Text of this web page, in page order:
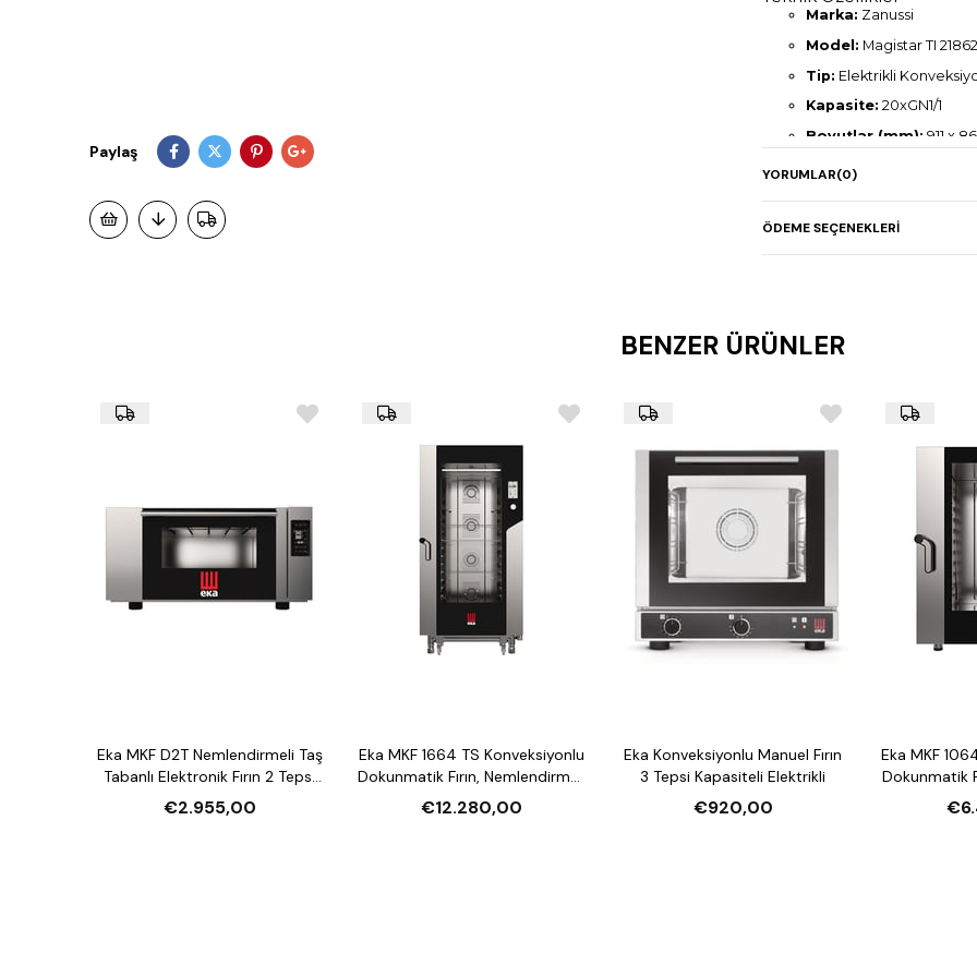
Paylaş
Marka: Zanussi
Model: Magistar TI
Tip: Elektrikli
Kapasite: 20xGN1/1
Boyutlar (mm): 911 x
Elektrik Gücü:
YORUMLAR(0)
ÖDEME SEÇENEKLERI
BENZER ÜRÜNLER
Eka MKF D2T Nemlendirmeli Taş
Tabanlı Elektronik Fırın 2 Tepsi
Kapasiteli Elektrikli
€2.955,00
Eka MKF 1664 TS Konveksiyonlu
Dokunmatik Fırın, Nemlendirmeli
16 Tepsi Kapasiteli Elektrikli
€12.280,00
Eka Konveksiyonlu Manuel Fırın
3 Tepsi Kapasiteli Elektrikli
€920,00
Eka MKF
Dokunmatik
10 Tepsi